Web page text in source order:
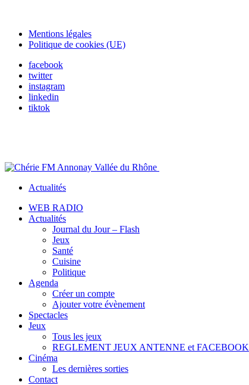
Mentions légales
Politique de cookies (UE)
facebook
twitter
instagram
linkedin
tiktok
Actualités
WEB RADIO
Actualités
Journal du Jour – Flash
Jeux
Santé
Cuisine
Politique
Agenda
Créer un compte
Ajouter votre évènement
Spectacles
Jeux
Tous les jeux
REGLEMENT JEUX ANTENNE et FACEBOOK
Cinéma
Les dernières sorties
Contact